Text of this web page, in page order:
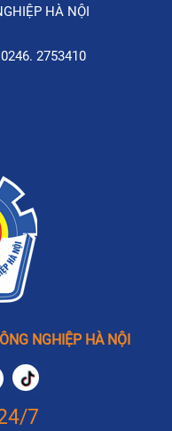
HÀ NỘI
2753410
NGHIỆP HÀ NỘI
7